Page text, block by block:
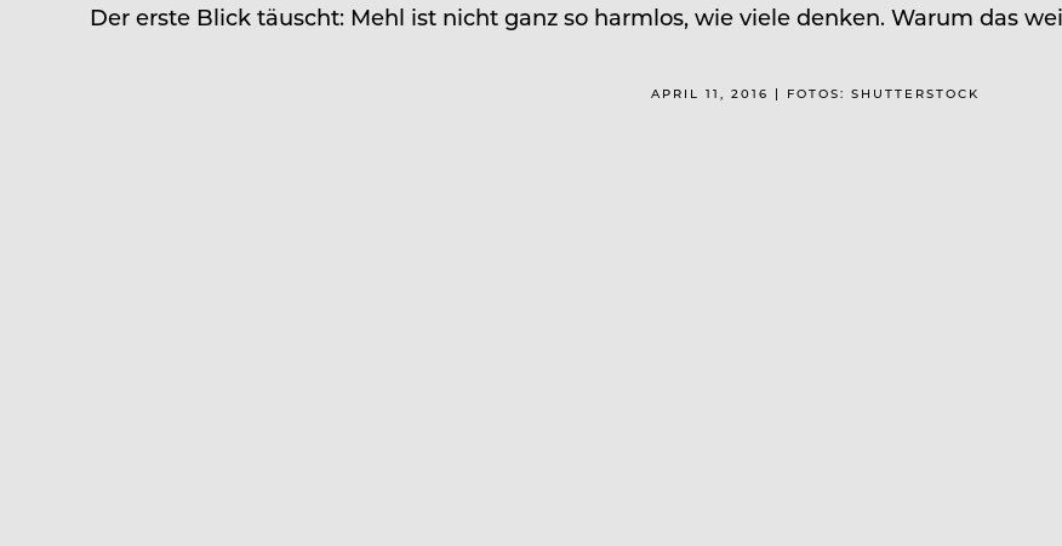
Der erste Blick täuscht: Mehl ist nicht ganz so harmlos, wie viele denken. Warum das
APRIL 11, 2016 | FOTOS: SHUTTERSTOCK